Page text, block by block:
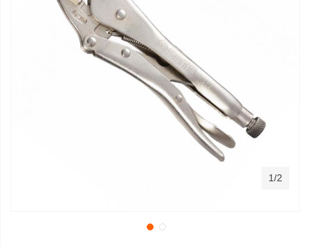
1/2